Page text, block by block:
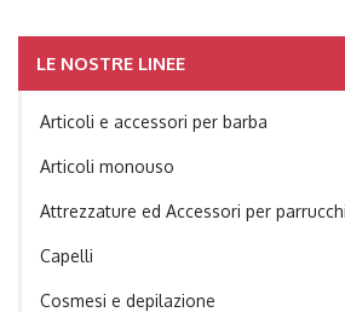
LE NOSTRE LINEE
Articoli e accessori per barba
Articoli monouso
Attrezzature ed Accessori per
Capelli
Cosmesi e depilazione